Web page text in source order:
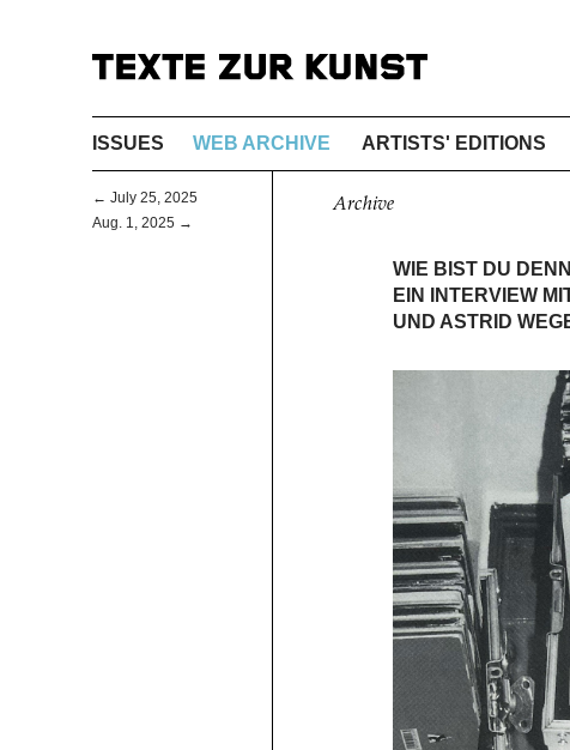
ISSUES WEB ARCHIVE ARTISTS' EDITIONS
← July 25, 2025
Aug. 1, 2025 →
Archive
WIE BIST DU
EIN INTERVIEW
UND ASTRID